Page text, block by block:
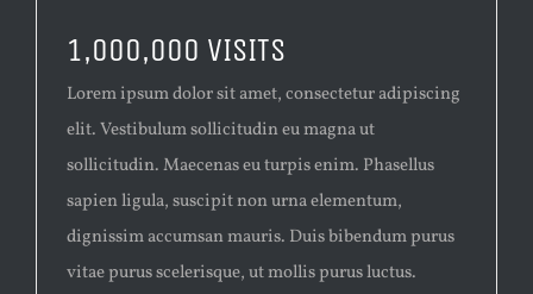
1,000,000 VISITS
Lorem ipsum dolor sit amet, consectetur adipiscing
elit. Vestibulum sollicitudin eu magna ut
sollicitudin. Maecenas eu turpis enim. Phasellus
sapien ligula, suscipit non urna elementum,
dignissim accumsan mauris. Duis bibendum purus
vitae purus scelerisque, ut mollis purus luctus.